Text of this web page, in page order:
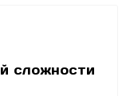
сложности